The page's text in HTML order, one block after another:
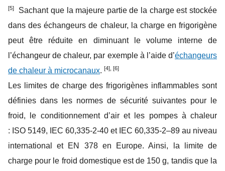
[5]
Sachant que la majeure partie de la charge est stockée
dans des échangeurs de chaleur, la charge en frigorigène
peut être réduite en diminuant le volume interne de
l’échangeur de chaleur, par exemple à l’aide d’échangeurs
de chaleur à microcanaux. [4], [6]
Les limites de charge des frigorigènes inflammables sont
définies dans les normes de sécurité suivantes pour le
froid, le conditionnement d’air et les pompes à chaleur
: ISO 5149, IEC 60,335-2-40 et IEC 60,335-2–89 au niveau
international et EN 378 en Europe. Ainsi, la limite de
charge pour le froid domestique est de 150 g, tandis que la